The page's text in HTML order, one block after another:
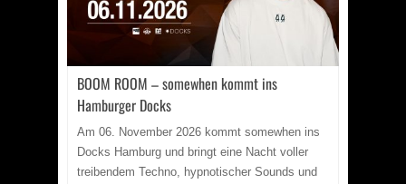
BOOM ROOM – somewhen kommt ins
Hamburger Docks
Am 06. November 2026 kommt somewhen ins
Docks Hamburg und bringt eine Nacht voller
treibendem Techno, hypnotischer Sounds und